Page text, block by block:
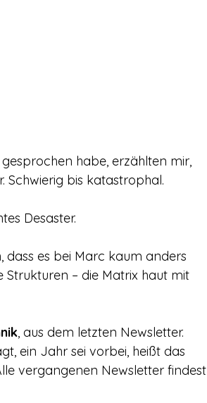
habe, erzählten mir,
Schwierig bis katastrophal.
Desaster.
dass es bei Marc kaum anders
Strukturen – die Matrix haut mit
, aus dem letzten Newsletter.
ein Jahr sei vorbei, heißt das
vergangenen Newsletter findest